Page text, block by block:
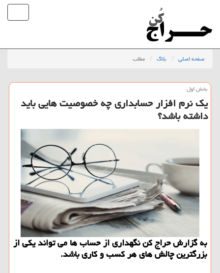
صفحه اصلی بلاگ مطلب
بخش اول
یك نرم افزار حسابداری چه خصوصیت هایی باید
داشته باشد؟
به گزارش حراج كن نگهداری از حساب ها می تواند یكی از
بزرگترین چالش های هر كسب و كاری باشد.